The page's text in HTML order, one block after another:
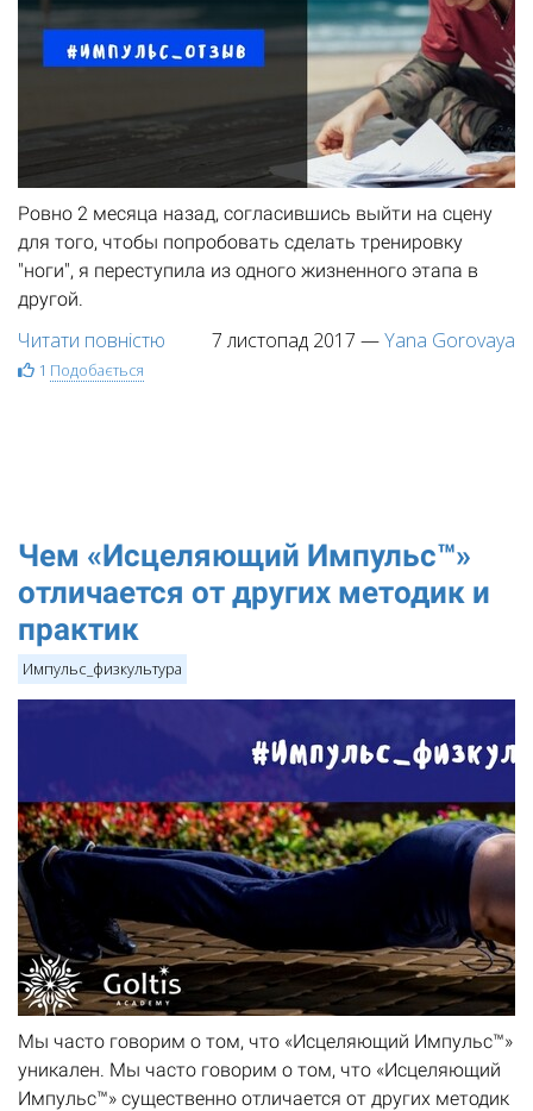
Ровно 2 месяца назад, согласившись выйти на сцену
для того, чтобы попробовать сделать тренировку
"ноги", я переступила из одного жизненного этапа в
другой.
Читати повністю 7 листопад 2017 —Yana Gorovaya
1 Подобається
Чем «Исцеляющий Импульс™»
отличается от других методик и
практик
Импульс_физкультура
Мы часто говорим о том, что «Исцеляющий Импульс™»
уникален. Мы часто говорим о том, что «Исцеляющий
Импульс™» существенно отличается от других методик